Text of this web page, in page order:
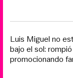
Luis Miguel no
bajo el sol:
promocionando